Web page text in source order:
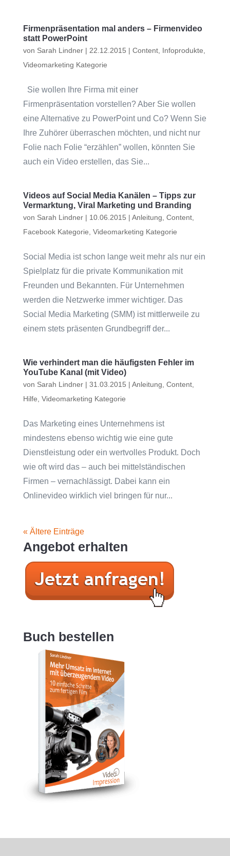
Firmenpräsentation mal anders – Firmenvideo
statt PowerPoint
von Sarah Lindner| 22.12.2015 | Content, Infoprodukte
Videomarketing Kategorie
Sie wollen Ihre Firma mit einer
Firmenpräsentation vorstellen? Aber Sie wollen
eine Alternative zu PowerPoint und Co? Wenn Sie
Ihre Zuhörer überraschen möchten, und nicht nur
Folie nach Folie “erzählen” wollen, könnten Sie
auch ein Video erstellen, das Sie...
Videos auf Social Media Kanälen – Tipps zur
Vermarktung, Viral Marketing und Branding
von Sarah Lindner| 10.06.2015 | Anleitung Content,
Facebook Kategorie Videomarketing Kategorie
Social Media ist schon lange weit mehr als nur ein
Spielplatz für die private Kommunikation mit
Freunden und Bekannten. Für Unternehmen
werden die Netzwerke immer wichtiger. Das
Social Media Marketing (SMM) ist mittlerweile zu
einem stets präsenten Grundbegriff der...
Wie verhindert man die häufigsten Fehler im
YouTube Kanal (mit Video)
von Sarah Lindner| 31.03.2015 | Anleitung Content,
Hilfe Videomarketing Kategorie
Das Marketing eines Unternehmens ist
mindestens ebenso wichtig wie eine gute
Dienstleistung oder ein wertvolles Produkt. Doch
wie oft wird das – auch bei mittelständischen
Firmen – vernachlässigt. Dabei kann ein
Onlinevideo wirklich viel bringen für nur...
« Ältere Einträge
Angebot erhalten
Buch bestellen